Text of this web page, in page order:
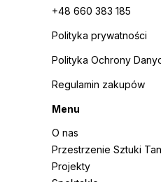
+48 660 383 185
Polityka prywatności
Polityka Ochrony
Regulamin zakupów
Menu
O nas
Przestrzenie Sztuki
Projekty